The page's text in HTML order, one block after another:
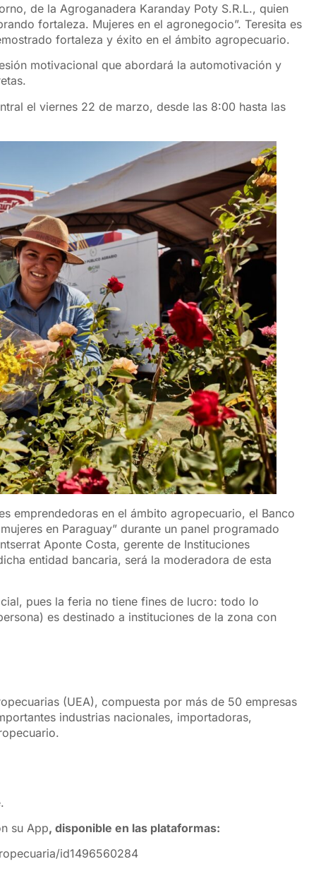
de la Agroganadera Karanday Poty S.R.L., quien
fortaleza. Mujeres en el agronegocio”. Teresita es
fortaleza y éxito en el ámbito agropecuario.
motivacional que abordará la automotivación y
el viernes 22 de marzo, desde las 8:00 hasta las
emprendedoras en el ámbito agropecuario, el Banco
en Paraguay” durante un panel programado
Aponte Costa, gerente de Instituciones
entidad bancaria, será la moderadora de esta
pues la feria no tiene fines de lucro: todo lo
es destinado a instituciones de la zona con
(UEA), compuesta por más de 50 empresas
industrias nacionales, importadoras,
.
su App, disponible en las plataformas:
id1496560284